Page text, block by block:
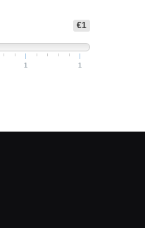
€1
1 1